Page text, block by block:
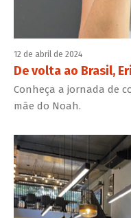
12 de abril de 2024
De volta ao Brasil,
Conheça a jornada de
mãe do Noah.